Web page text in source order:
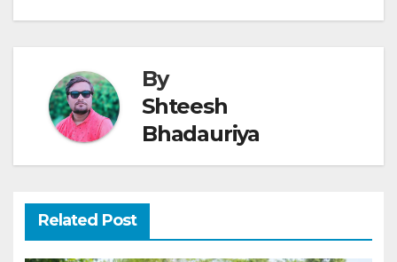
By
Shteesh
Bhadauriya
Related Post